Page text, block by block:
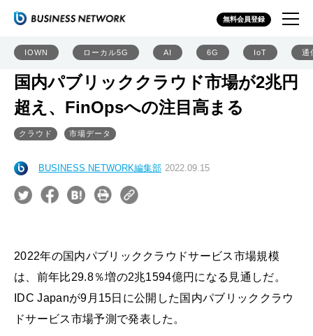
無料会員登録
IOWN ローカル5G AI 6G IoT 通
国内パブリッククラウド市場が2兆円
超え、FinOpsへの注目高まる
クラウド 市場データ
BUSINESS NETWORK編集部 2022.09.15
2022年の国内パブリッククラウドサービス市場規模
は、前年比29.8％増の2兆1594億円になる見通しだ。
IDC Japanが9月15日に公開した国内パブリッククラウ
ドサービス市場予測で発表した。